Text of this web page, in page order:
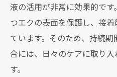
液の活用が非常に効果的で
つエクの表面を保護し、接
ています。そのため、持続
合には、日々のケアに取り
す。